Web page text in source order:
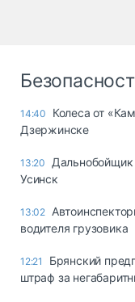
14:40
Колеса от
Дзержинске
13:20
Дальнобойщик
Усинск
13:02
водителя грузовика
12:21
Брянский
штраф за